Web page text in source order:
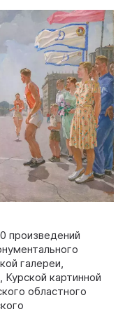
произведений
галереи,
Курской картинной
областного